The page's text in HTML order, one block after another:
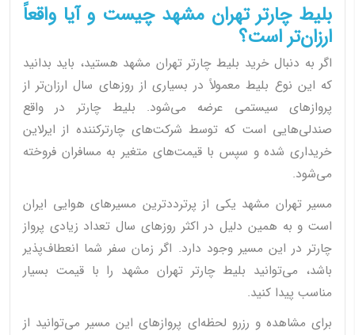
بلیط چارتر تهران مشهد چیست و آیا واقعاً
ارزان‌تر است؟
اگر به دنبال خرید بلیط چارتر تهران مشهد هستید، باید بدانید
که این نوع بلیط معمولاً در بسیاری از روزهای سال ارزان‌تر از
پروازهای سیستمی عرضه می‌شود. بلیط چارتر در واقع
صندلی‌هایی است که توسط شرکت‌های چارترکننده از ایرلاین
خریداری شده و سپس با قیمت‌های متغیر به مسافران فروخته
می‌شود.
مسیر تهران مشهد یکی از پرترددترین مسیرهای هوایی ایران
است و به همین دلیل در اکثر روزهای سال تعداد زیادی پرواز
چارتر در این مسیر وجود دارد. اگر زمان سفر شما انعطاف‌پذیر
باشد، می‌توانید بلیط چارتر تهران مشهد را با قیمت بسیار
مناسب پیدا کنید.
برای مشاهده و رزرو لحظه‌ای پروازهای این مسیر می‌توانید از